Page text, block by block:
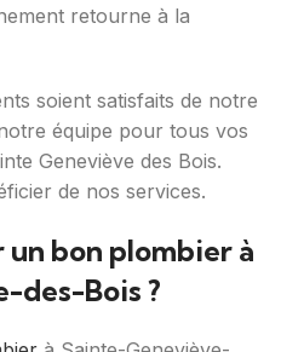
retourne à la
soient satisfaits de notre
équipe pour tous vos
Geneviève des Bois.
de nos services.
bon plombier à
des-Bois ?